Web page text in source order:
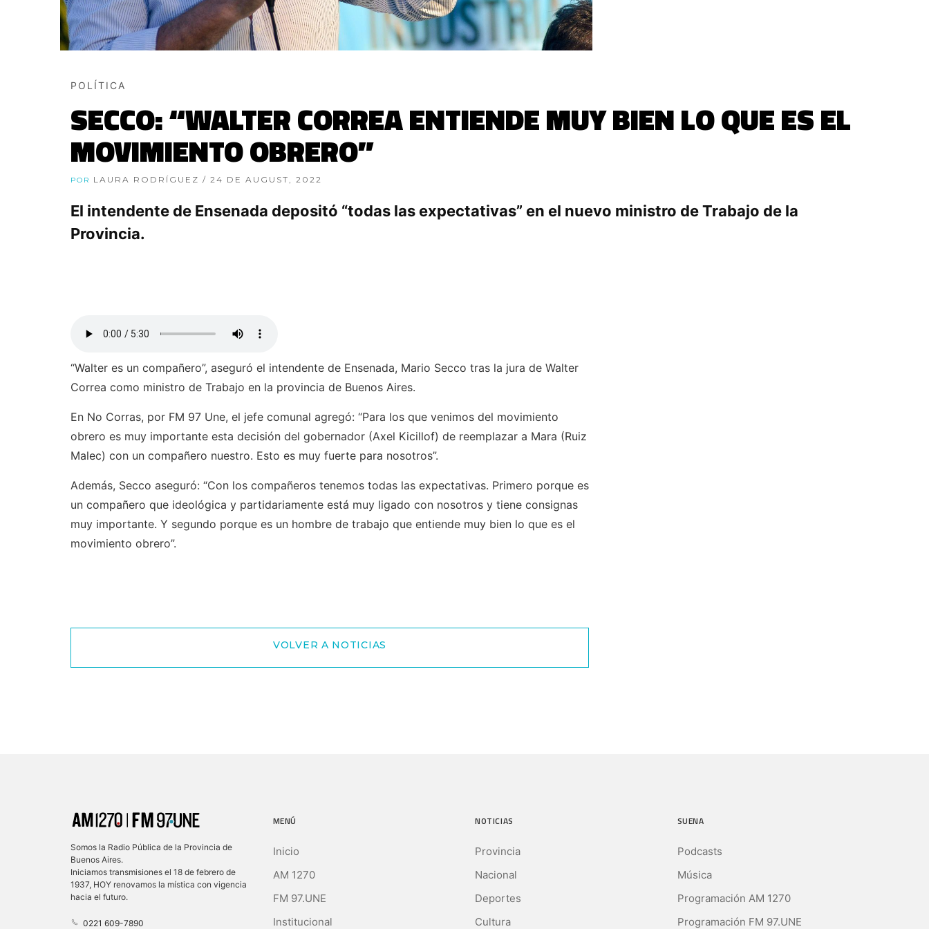
POLÍTICA
SECCO: “WALTER CORREA ENTIENDE MUY BIEN LO QUE ES EL
MOVIMIENTO OBRERO”
POR LAURA RODRÍGUEZ / 24 DE AUGUST, 2022
El intendente de Ensenada depositó “todas las expectativas” en el nuevo ministro de Trabajo de la
Provincia.
“Walter es un compañero”, aseguró el intendente de Ensenada, Mario Secco tras la jura de Walter
Correa como ministro de Trabajo en la provincia de Buenos Aires.
En No Corras, por FM 97 Une, el jefe comunal agregó: “Para los que venimos del movimiento
obrero es muy importante esta decisión del gobernador (Axel Kicillof) de reemplazar a Mara (Ruiz
Malec) con un compañero nuestro. Esto es muy fuerte para nosotros”.
Además, Secco aseguró: “Con los compañeros tenemos todas las expectativas. Primero porque es
un compañero que ideológica y partidariamente está muy ligado con nosotros y tiene consignas
muy importante. Y segundo porque es un hombre de trabajo que entiende muy bien lo que es el
movimiento obrero”.
VOLVER A NOTICIAS
Somos la Radio Pública de la Provincia de
Buenos Aires.
Iniciamos transmisiones el 18 de febrero de
1937, HOY renovamos la mística con vigencia
hacia el futuro.
0221 609-7890
MENÚ
Inicio
AM 1270
FM 97.UNE
Institucional
NOTICIAS
Provincia
Nacional
Deportes
Cultura
SUENA
Podcasts
Música
Programación AM 1270
Programación FM 97.UNE